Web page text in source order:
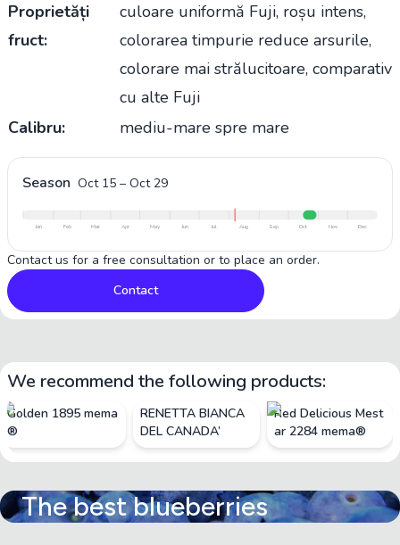
Proprietăți
fruct:
culoare uniformă Fuji, roșu intens,
colorarea timpurie reduce arsurile,
colorare mai strălucitoare, comparativ
cu alte Fuji
Calibru:
mediu-mare spre mare
Season Oct 15 – Oct 29
Jan Feb Mar Apr May Jun Jul Aug Sep Oct Nov Dec
Contact us for a free consultation or to place an order.
Contact
We recommend the following products:
Golden 1895 mema
®
RENETTA BIANCA
DEL CANADA’
Red Delicious Mest
ar 2284 mema®
The best blueberries